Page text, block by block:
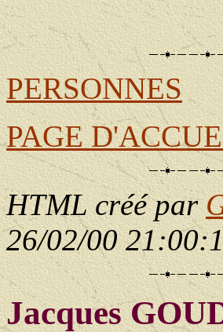
PERSONNES
PAGE
HTML créé par
26/02/00
Jacques